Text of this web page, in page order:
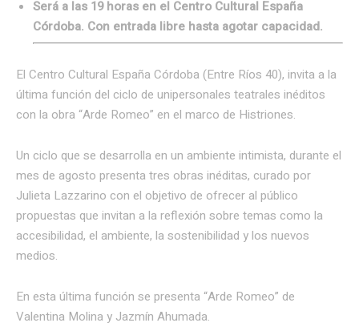
Será a las 19 horas en el Centro Cultural España
Córdoba. Con entrada libre hasta agotar capacidad.
El Centro Cultural España Córdoba (Entre Ríos 40), invita a la
última función del ciclo de unipersonales teatrales inéditos
con la obra “Arde Romeo” en el marco de Histriones.
Un ciclo que se desarrolla en un ambiente intimista, durante el
mes de agosto presenta tres obras inéditas, curado por
Julieta Lazzarino con el objetivo de ofrecer al público
propuestas que invitan a la reflexión sobre temas como la
accesibilidad, el ambiente, la sostenibilidad y los nuevos
medios.
En esta última función se presenta “Arde Romeo” de
Valentina Molina y Jazmín Ahumada.